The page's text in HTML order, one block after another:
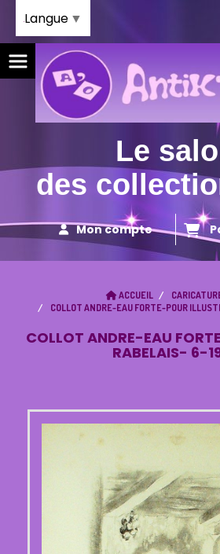
Le
des
Mon compte
ACCUEIL
COLLOT ANDRE-EAU FORTE-POUR
COLLOT ANDRE-EAU
RABELAIS- 6-
Langue ▼